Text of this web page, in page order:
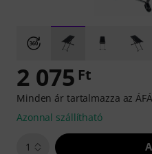
2 075 Ft
Minden ár tartalmazza az
Azonnal szállítható
1